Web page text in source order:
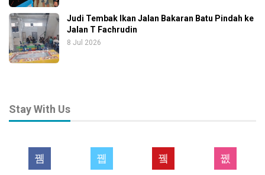
Judi Tembak Ikan Jalan Bakaran Batu Pindah ke
Jalan T Fachrudin
8 Jul 2026
Stay With Us